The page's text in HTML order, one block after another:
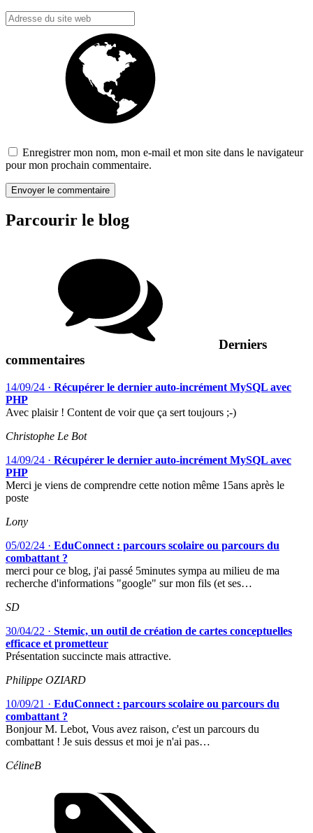
Enregistrer mon nom, mon e-mail et mon site dans le navigateur
pour mon prochain commentaire.
Parcourir le blog
Derniers
commentaires
14/09/24 · Récupérer le dernier auto-incrément MySQL avec
PHP
Avec plaisir ! Content de voir que ça sert toujours ;-)
Christophe Le Bot
14/09/24 · Récupérer le dernier auto-incrément MySQL avec
PHP
Merci je viens de comprendre cette notion même 15ans après le
poste
Lony
05/02/24 · EduConnect : parcours scolaire ou parcours du
combattant ?
merci pour ce blog, j'ai passé 5minutes sympa au milieu de ma
recherche d'informations "google" sur mon fils (et ses…
SD
30/04/22 · Stemic, un outil de création de cartes conceptuelles
efficace et prometteur
Présentation succincte mais attractive.
Philippe OZIARD
10/09/21 · EduConnect : parcours scolaire ou parcours du
combattant ?
Bonjour M. Lebot, Vous avez raison, c'est un parcours du
combattant ! Je suis dessus et moi je n'ai pas…
CélineB